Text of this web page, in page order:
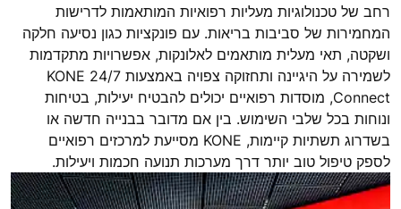
רחב של טכנולוגיות מעליות רפואיות המותאמות לדרישות
המחמירות של סביבות בריאות. עם פונקציות כגון נסיעה חלקה
ושקטה, תאי מעלית מותאמים לאלונקות, אפשרויות מתקדמות
לשמירה על היגיינה ותחזוקה צפויה באמצעות KONE 24/7
Connect, מוסדות רפואיים יכולים להבטיח יעילות, בטיחות
ונוחות בכל שלבי השימוש. בין אם מדובר בבנייה חדשה או
בשדרוג תשתיות קיימות, KONE מסייעת למרכזים רפואיים
לספק טיפול טוב יותר דרך מערכות תנועה חכמות ויעילות.